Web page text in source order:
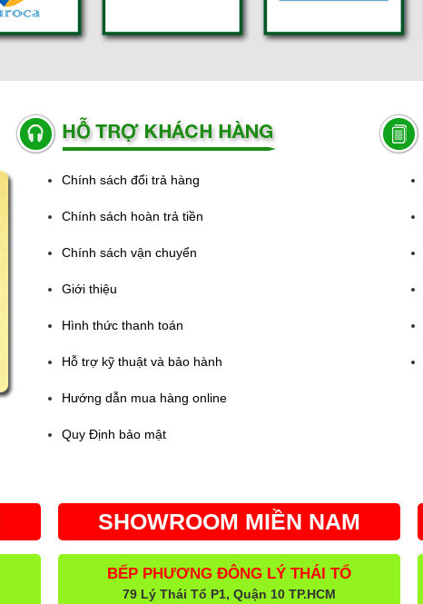
Chính sách đổi trả hàng
Chính sách hoàn trả tiền
Chính sách vận chuyển
Giới thiệu
Hình thức thanh toán
Hỗ trợ kỹ thuật và bảo hành
Hướng dẫn mua hàng online
Quy Định bảo mật
SHOWROOM MIỀN NAM
BẾP PHƯƠNG ĐÔNG LÝ THÁI TỔ
79 Lý Thái Tổ P1, Quận 10 TP.HCM